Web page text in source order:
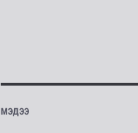
МЭДЭЭ